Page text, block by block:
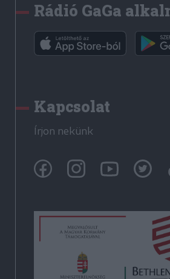
Rádió GaGa
Kapcsolat
Írjon nekünk